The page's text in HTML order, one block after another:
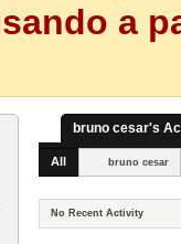
a
bruno cesar's
All bruno cesar
No Recent Activity